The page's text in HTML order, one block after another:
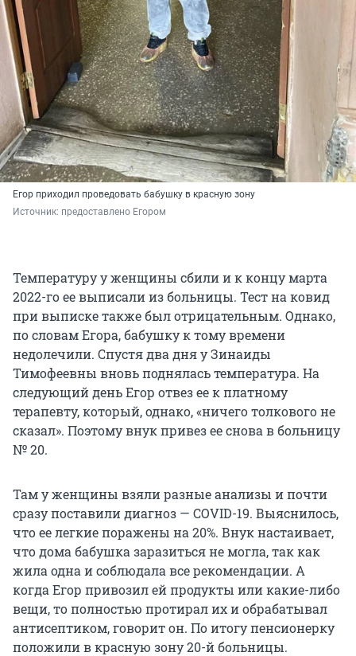
Егор приходил проведовать бабушку в красную зону
Источник: предоставлено Егором
Температуру у женщины сбили и к концу марта
2022-го ее выписали из больницы. Тест на ковид
при выписке также был отрицательным. Однако,
по словам Егора, бабушку к тому времени
недолечили. Спустя два дня у Зинаиды
Тимофеевны вновь поднялась температура. На
следующий день Егор отвез ее к платному
терапевту, который, однако, «ничего толкового не
сказал». Поэтому внук привез ее снова в больницу
№ 20.
Там у женщины взяли разные анализы и почти
сразу поставили диагноз — COVID-19. Выяснилось,
что ее легкие поражены на 20%. Внук настаивает,
что дома бабушка заразиться не могла, так как
жила одна и соблюдала все рекомендации. А
когда Егор привозил ей продукты или какие-либо
вещи, то полностью протирал их и обрабатывал
антисептиком, говорит он. По итогу пенсионерку
положили в красную зону 20-й больницы.